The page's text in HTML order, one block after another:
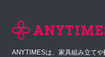
ANYTIMESは、家具組み立て